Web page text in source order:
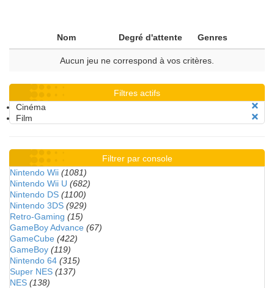
Nom Degré d'attente Genres
Aucun jeu ne correspond à vos critères.
Filtres actifs
Cinéma
Film
Filtrer par console
Nintendo Wii (1081)
Nintendo Wii U (682)
Nintendo DS (1100)
Nintendo 3DS (929)
Retro-Gaming (15)
GameBoy Advance (67)
GameCube (422)
GameBoy (119)
Nintendo 64 (315)
Super NES (137)
NES (138)